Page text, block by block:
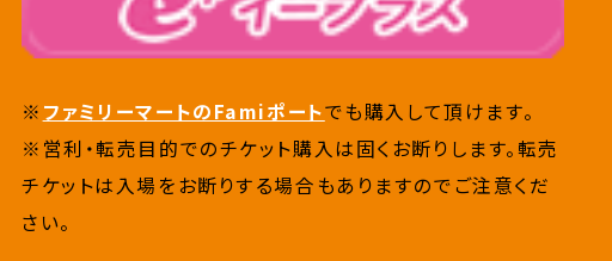
※ ファミリーマートのFamiポートでも購入して頂けます。
※営利・転売目的でのチケット購入は固くお断りします。転売
チケットは入場をお断りする場合もありますのでご注意くだ
さい。